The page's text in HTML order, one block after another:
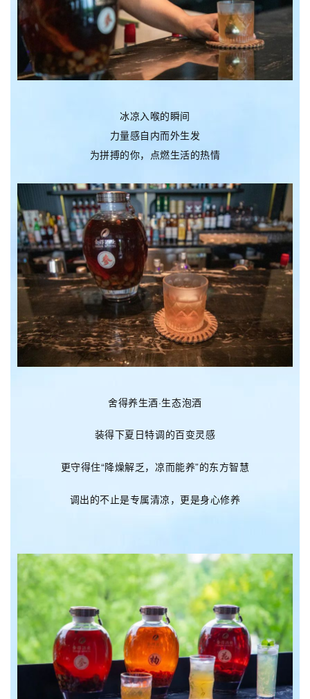
冰凉入喉的瞬间
力量感自内而外生发
为拼搏的你，点燃生活的热情
舍得养生酒·生态泡酒
装得下夏日特调的百变灵感
更守得住“降燥解乏，凉而能养”的东方智慧
调出的不止是专属清凉，更是身心修养